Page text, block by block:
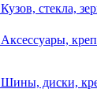
Кузов, стекла,
Аксессуары,
Шины, диски,